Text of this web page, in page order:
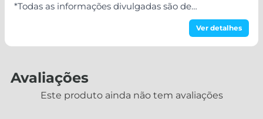
Ver detalhes
*Todas as informações divulgadas são de
responsabilidade do Fabricante/Fornecedor!
Avaliações
Este produto ainda não tem avaliações